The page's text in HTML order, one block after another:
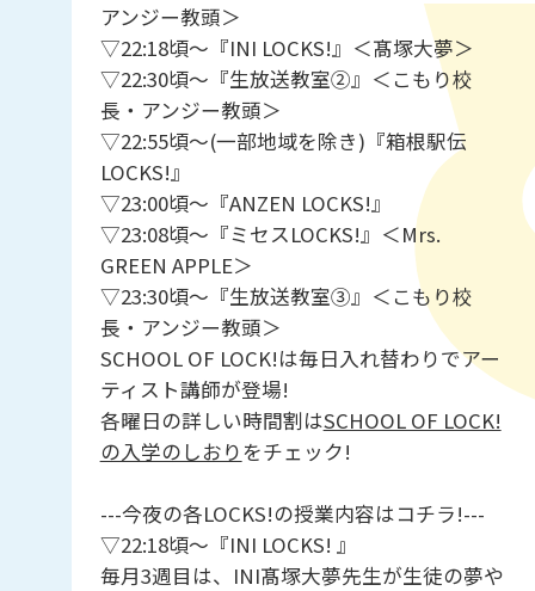
アンジー教頭＞
▽22:18頃～『INI LOCKS!』＜髙塚大夢＞
▽22:30頃～『生放送教室②』＜こもり校
長・アンジー教頭＞
▽22:55頃～(一部地域を除き)『箱根駅伝
LOCKS!』
▽23:00頃～『ANZEN LOCKS!』
▽23:08頃～『ミセスLOCKS!』＜Mrs.
GREEN APPLE＞
▽23:30頃～『生放送教室③』＜こもり校
長・アンジー教頭＞
SCHOOL OF LOCK!は毎日入れ替わりでアー
ティスト講師が登場!
各曜日の詳しい時間割はSCHOOL OF LOCK!
の入学のしおりをチェック!
---今夜の各LOCKS!の授業内容はコチラ!---
▽22:18頃～『INI LOCKS! 』
毎月3週目は、INI髙塚大夢先生が生徒の夢や